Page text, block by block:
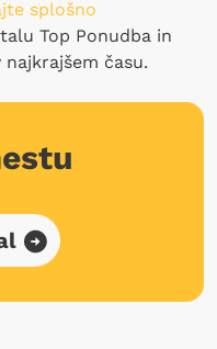
splošno
Top Ponudba in
času.